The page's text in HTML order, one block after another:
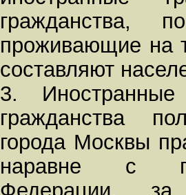
гражданства,
проживающие на
составляют
3.
гражданства
города Москвы
наравне с
Федерации, за